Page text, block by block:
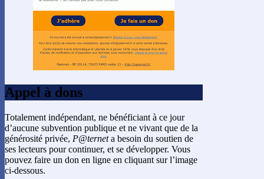
Appel à dons
Totalement indépendant, ne bénéficiant à ce jour
d’aucune subvention publique et ne vivant que de la
générosité privée, P@terneta besoin du soutien de
ses lecteurs pour continuer, et se développer. Vous
pouvez faire un don en ligne en cliquant sur l’image
ci-dessous.